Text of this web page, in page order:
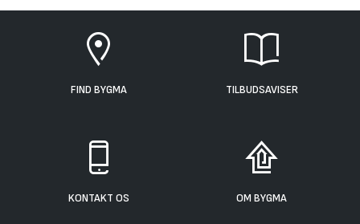
FIND BYGMA TILBUDSAVISER
KONTAKT OS OM BYGMA